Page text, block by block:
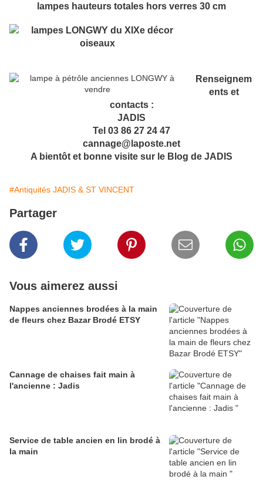
lampes hauteurs totales hors verres 30 cm
Renseignem
ents et
contacts :
JADIS
Tel 03 86 27 24 47
cannage@laposte.net
A bientôt et bonne visite sur le Blog de JADIS
#Antiquités JADIS & ST VINCENT
Partager
Vous aimerez aussi
Nappes anciennes brodées à la main
de fleurs chez Bazar Brodé ETSY
Cannage de chaises fait main à
l'ancienne : Jadis
Service de table ancien en lin brodé à
la main